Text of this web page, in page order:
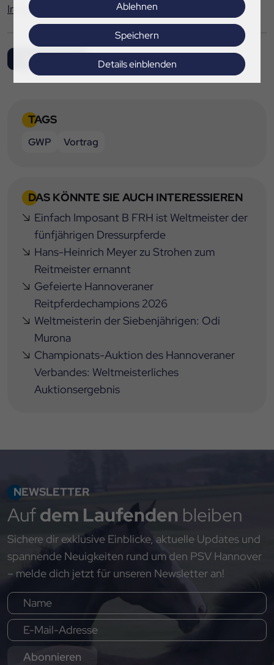
Ablehnen
Speichern
Details einblenden
Infos zur GWP
Alle News
TAGS
GWP Vortrag
DAS KÖNNTE SIE AUCH INTERESSIEREN
Einfach Imposant B FRH ist Weltmeister der
fünfjährigen Dressurpferde
Hans-Heinrich Meyer zu Strohen zum
Reitmeister ernannt
Gefeierte Hannoveraner
Reitpferdechampions 2026
Weltmeisterin der Siebenjährigen: Odi
Murona
Championats-Auktion des Hannoveraner
Verbandes: Weltmeisterliches
Auktionsergebnis
NEWSLETTER
Aufdem Laufenden bleiben
Sichere dir exklusive Einblicke, aktuelle Updates und
spannende Neuigkeiten rund um den PSV Hannover
– melde dich jetzt für unseren Newsletter an!
Abonnieren